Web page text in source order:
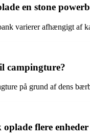
en stone
varierer afhængigt af
campingture?
på grund af dens
flere